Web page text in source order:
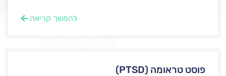
להמשך קריאה
פוסט טראומה (PTSD)